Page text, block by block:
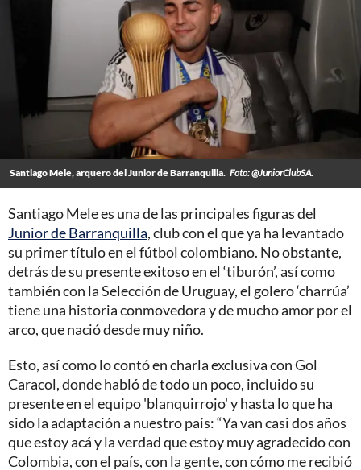
Santiago Mele, arquero del Junior de Barranquilla. Foto: @JuniorClubSA.
Santiago Mele es una de las principales figuras del
Junior de Barranquilla, club con el que ya ha levantado
su primer título en el fútbol colombiano. No obstante,
detrás de su presente exitoso en el ‘tiburón’, así como
también con la Selección de Uruguay, el golero ‘charrúa’
tiene una historia conmovedora y de mucho amor por el
arco, que nació desde muy niño.
Esto, así como lo contó en charla exclusiva con Gol
Caracol, donde habló de todo un poco, incluido su
presente en el equipo 'blanquirrojo' y hasta lo que ha
sido la adaptación a nuestro país: “Ya van casi dos años
que estoy acá y la verdad que estoy muy agradecido con
Colombia, con el país, con la gente, con cómo me recibió